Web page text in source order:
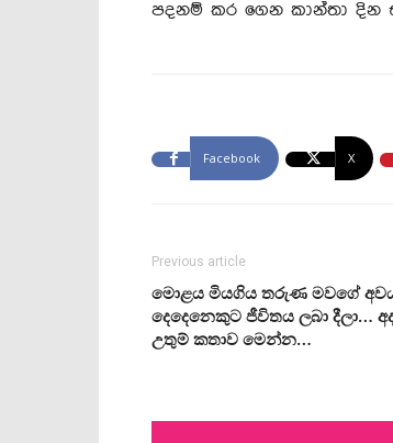
පදනම් කර ගෙන කාන්තා දින
Facebook X
Previous article
මොළය මියගිය තරුණ මවගේ
දෙදෙනෙකුට ජීවිතය ලබා දීලා…
උතුම් කතාව මෙන්න…